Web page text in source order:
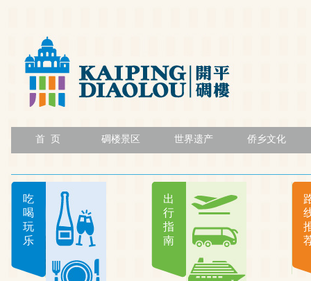
首 页 碉楼景区 世界遗产 侨乡文化
吃
喝
玩
乐
出
行
指
南